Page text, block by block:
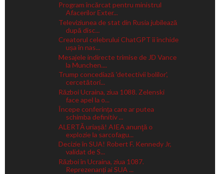
Program încărcat pentru ministrul
Afacerilor Exter...
Televiziunea de stat din Rusia jubilează
după disc...
Creatorul celebrului ChatGPT îi închide
ușa în nas...
Mesajele indirecte trimise de JD Vance
la Munchen....
Trump concediază 'detectivii bolilor',
cercetători...
Război Ucraina, ziua 1088. Zelenski
face apel la o...
Începe conferința care ar putea
schimba definitiv ...
ALERTĂ uriașă! AIEA anunţă o
explozie la sarcofagu...
Decizie în SUA! Robert F. Kennedy Jr,
validat de S...
Război în Ucraina, ziua 1087.
Reprezenanți ai SUA ...